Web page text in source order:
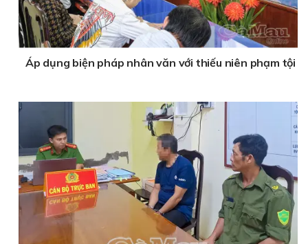
Áp dụng biện pháp nhân văn với thiếu niên phạm tội